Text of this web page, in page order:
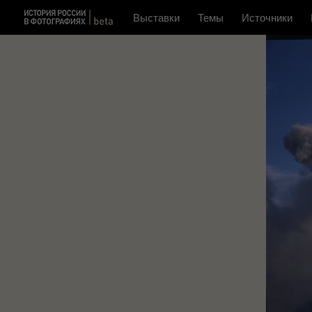
Выставки Темы Источники